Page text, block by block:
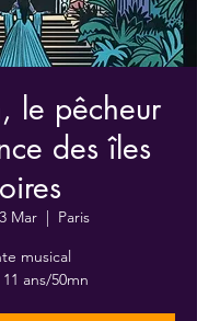
le pêcheur
des îles
Mar
  |
Paris
musical
ans/50mn